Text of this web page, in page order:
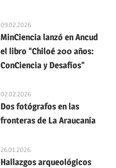
09.02.2026
MinCiencia lanzó en Ancud
el libro “Chiloé 200 años:
ConCiencia y Desafíos”
02.02.2026
Dos fotógrafos en las
fronteras de La Araucanía
26.01.2026
Hallazgos arqueológicos